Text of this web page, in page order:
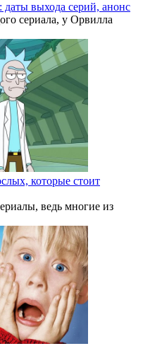
выхода серий, анонс
сериала, у Орвилла
которые стоит
ведь многие из